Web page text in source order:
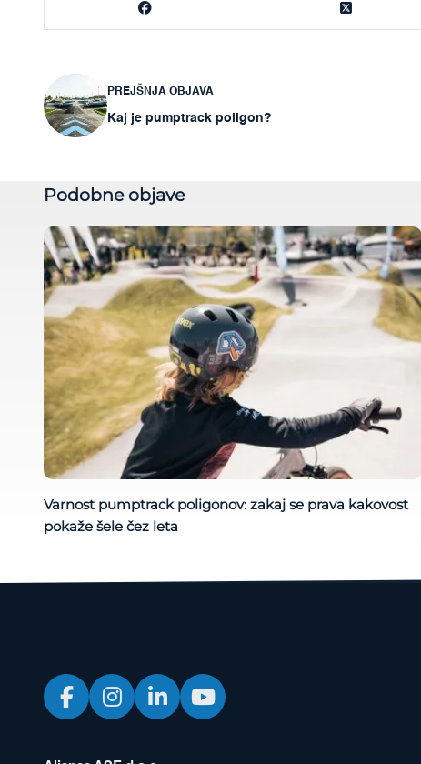
Navigacija
prispevka
PREJŠNJA OBJAVA
Kaj je pumptrack poligon?
Podobne objave
Varnost pumptrack poligonov: zakaj se prava kakovost
pokaže šele čez leta